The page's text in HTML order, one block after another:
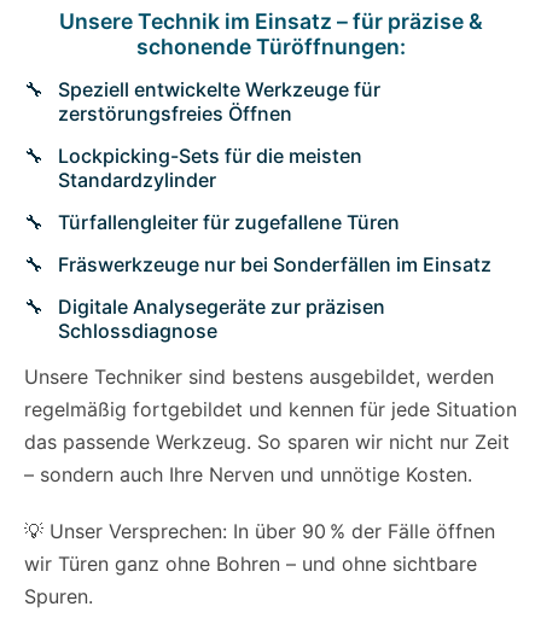
Unsere Technik im Einsatz – für präzise &
schonende Türöffnungen:
Speziell entwickelte Werkzeuge für
zerstörungsfreies Öffnen
Lockpicking-Sets für die meisten
Standardzylinder
Türfallengleiter für zugefallene Türen
Fräswerkzeuge nur bei Sonderfällen im Einsatz
Digitale Analysegeräte zur präzisen
Schlossdiagnose
Unsere Techniker sind bestens ausgebildet, werden
regelmäßig fortgebildet und kennen für jede Situation
das passende Werkzeug. So sparen wir nicht nur Zeit
– sondern auch Ihre Nerven und unnötige Kosten.
💡 Unser Versprechen: In über 90 % der Fälle öffnen
wir Türen ganz ohne Bohren – und ohne sichtbare
Spuren.